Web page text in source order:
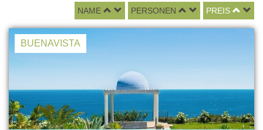
NAME PERSONEN PREIS
BUENAVISTA